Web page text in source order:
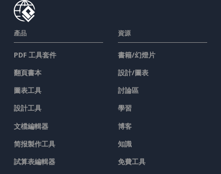
產品
PDF 工具套件
翻頁書本
圖表工具
設計工具
文檔編輯器
简报製作工具
試算表編輯器
資源
書籍/幻燈片
設計/圖表
討論區
學習
博客
知識
免費工具